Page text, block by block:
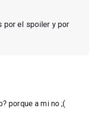
por el spoiler y por
porque a mi no ;(